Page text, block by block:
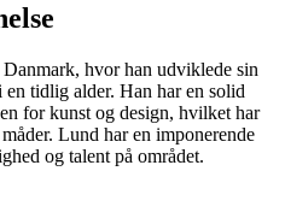
hvor han udviklede sin
tidlig alder. Han har en solid
for kunst og design, hvilket har
Lund har en imponerende
og talent på området.